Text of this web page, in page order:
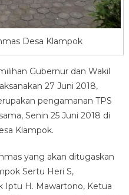
Desa Klampok
Gubernur dan Wakil
27 Juni 2018,
pengamanan TPS
Senin 25 Juni 2018 di
Klampok.
yang akan ditugaskan
Sertu Heri S,
Iptu H. Mawartono, Ketua